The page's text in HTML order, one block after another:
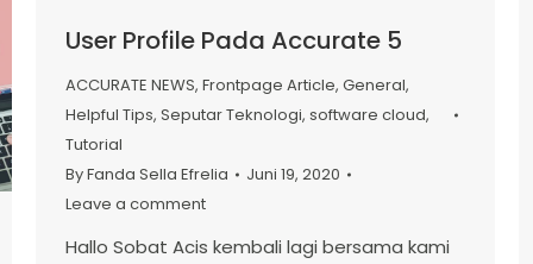
User Profile Pada Accurate 5
ACCURATE NEWS, Frontpage Article, General,
Helpful Tips, Seputar Teknologi, software cloud,
Tutorial
ByFanda Sella Efrelia
Juni 19, 2020
Leave a comment
Hallo Sobat Acis kembali lagi bersama kami